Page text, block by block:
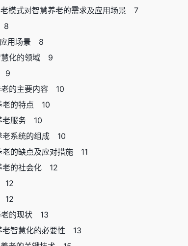
模式对智慧养老的需求及应用场景 7
8
用场景 8
化的领域 9
9
的主要内容 10
的特点 10
老服务 10
系统的组成 10
的缺点及应对措施 11
的社会化 12
12
12
的现状 13
智慧化的必要性 13